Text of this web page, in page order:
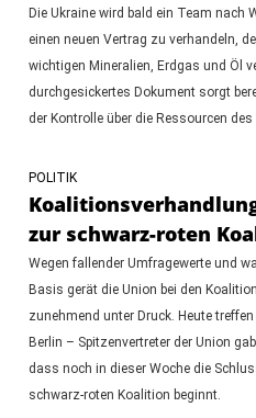
Die Ukraine wird bald ein Team nach
einen neuen Vertrag zu verhandeln,
wichtigen Mineralien, Erdgas und Öl
durchgesickertes Dokument sorgt
der Kontrolle über die Ressourcen des
POLITIK
zur schwarz-roten
Wegen fallender Umfragewerte und
Basis gerät die Union bei den
zunehmend unter Druck. Heute
Berlin – Spitzenvertreter der Union
dass noch in dieser Woche die
schwarz-roten Koalition beginnt.